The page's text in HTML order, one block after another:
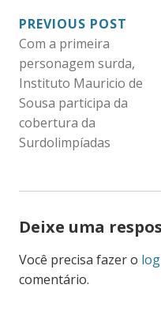
NAVEGAÇÃO
DE
POST
PREVIOUS POST
Com a primeira
personagem surda,
Instituto Mauricio de
Sousa participa da
cobertura da
Surdolimpíadas
Deixe uma
Você precisa fazer o
comentário.